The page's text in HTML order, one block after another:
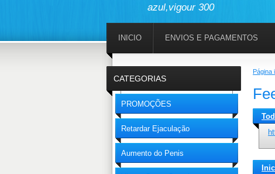
azul,vigour 300
Página
CATEGORIAS
PROMOÇÕES
Retardar Ejaculação
Aumento do Penis
INICIO ENVIOS E PAGAMENTOS